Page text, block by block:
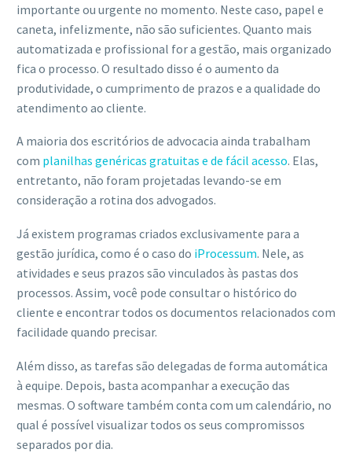
importante ou urgente no momento. Neste caso, papel e
caneta, infelizmente, não são suficientes. Quanto mais
automatizada e profissional for a gestão, mais organizado
fica o processo. O resultado disso é o aumento da
produtividade, o cumprimento de prazos e a qualidade do
atendimento ao cliente.
A maioria dos escritórios de advocacia ainda trabalham
com planilhas genéricas gratuitas e de fácil acesso. Elas,
entretanto, não foram projetadas levando-se em
consideração a rotina dos advogados.
Já existem programas criados exclusivamente para a
gestão jurídica, como é o caso do iProcessum. Nele, as
atividades e seus prazos são vinculados às pastas dos
processos. Assim, você pode consultar o histórico do
cliente e encontrar todos os documentos relacionados com
facilidade quando precisar.
Além disso, as tarefas são delegadas de forma automática
à equipe. Depois, basta acompanhar a execução das
mesmas. O software também conta com um calendário, no
qual é possível visualizar todos os seus compromissos
separados por dia.